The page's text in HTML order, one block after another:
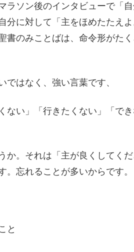
ラソン後のインタビューで「
分に対して「主をほめたたえ
のみことばは、命令形がた
はなく、強い言葉です、
ない」「行きたくない」「で
。それは「主が良くしてくだ
。忘れることが多いからです。
と